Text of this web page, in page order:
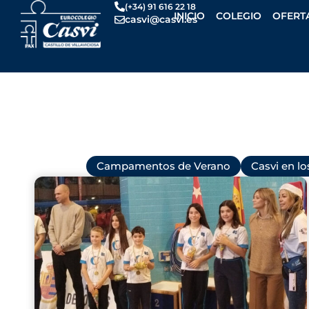
contenido
(+34) 91 616 22 18
casvi@casvi.es
INICIO COLEGIO
Campamentos de Verano Casvi en